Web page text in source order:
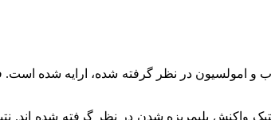
امولسيون در نظر گرفته شده، ارايه شده است.
واکنش پليمريزه شدن در نظر گرفته شده اند.